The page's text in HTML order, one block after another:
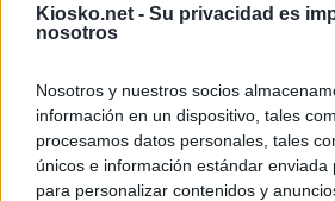
Kiosko.net - Su privacidad es
nosotros
Nosotros y nuestros socios
información en un dispositivo, tales
procesamos datos personales, tales
únicos e información estándar enviada
para personalizar contenidos y